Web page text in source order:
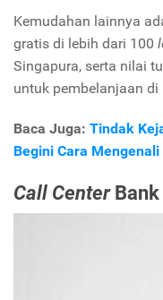
Kemudahan lainnya
gratis di lebih dari 100
Singapura, serta nilai
untuk pembelanjaan di
Baca Juga: Tindak
Begini Cara
Call CenterBank